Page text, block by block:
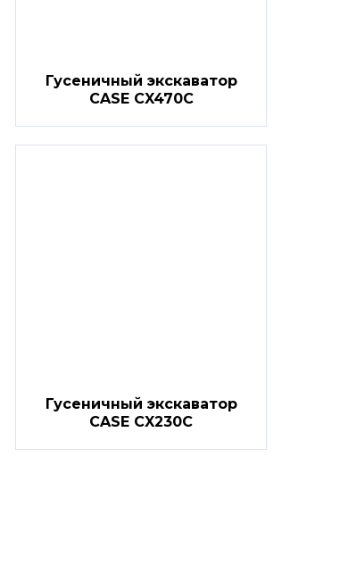
Гусеничный экскаватор
CASE CX470C
Гусеничный экскаватор
CASE CX230C